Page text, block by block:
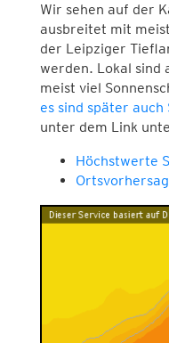
Wir sehen auf der
ausbreitet mit
der Leipziger
werden. Lokal sind
meist viel
es sind später
unter dem Link
Höchstwerte